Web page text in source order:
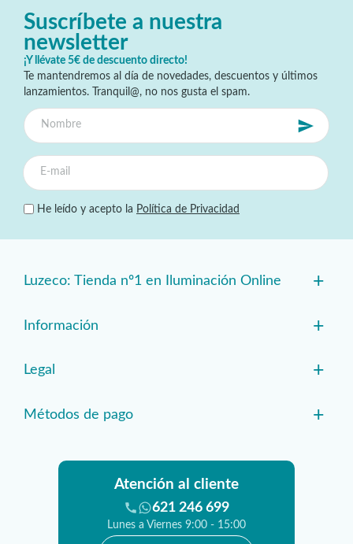
Suscríbete a nuestra
newsletter
¡Y llévate 5€ de descuento directo!
Te mantendremos al día de novedades, descuentos y últimos
lanzamientos. Tranquil@, no nos gusta el spam.
He leído y acepto la Política de Privacidad
Luzeco: Tienda nº1 en Iluminación Online +
Información +
Legal +
Métodos de pago +
Atención al cliente
621 246 699
Lunes a Viernes 9:00 - 15:00